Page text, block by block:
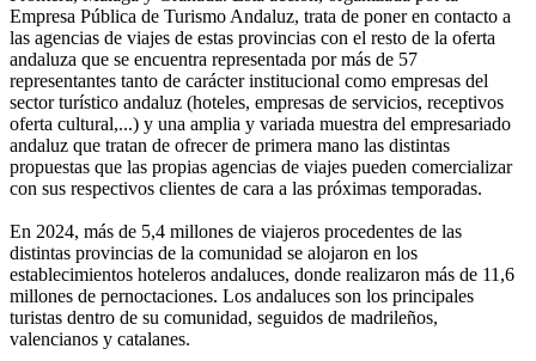
Empresa Pública de Turismo Andaluz, trata de poner en contacto a
las agencias de viajes de estas provincias con el resto de la oferta
andaluza que se encuentra representada por más de 57
representantes tanto de carácter institucional como empresas del
sector turístico andaluz (hoteles, empresas de servicios, receptivos
oferta cultural,...) y una amplia y variada muestra del empresariado
andaluz que tratan de ofrecer de primera mano las distintas
propuestas que las propias agencias de viajes pueden comercializar
con sus respectivos clientes de cara a las próximas temporadas.
En 2024, más de 5,4 millones de viajeros procedentes de las
distintas provincias de la comunidad se alojaron en los
establecimientos hoteleros andaluces, donde realizaron más de 11,6
millones de pernoctaciones. Los andaluces son los principales
turistas dentro de su comunidad, seguidos de madrileños,
valencianos y catalanes.